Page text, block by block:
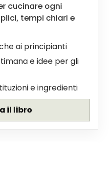
cucinare ogni
tempi chiari e
ai principianti
e idee per gli
e ingredienti
il libro